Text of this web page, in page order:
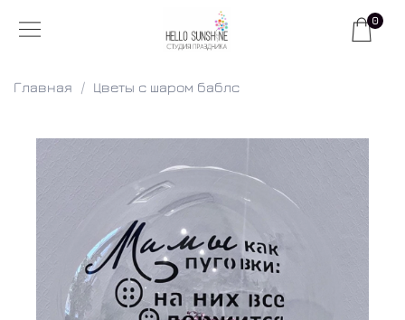
0
Главная Цветы с шаром баблс